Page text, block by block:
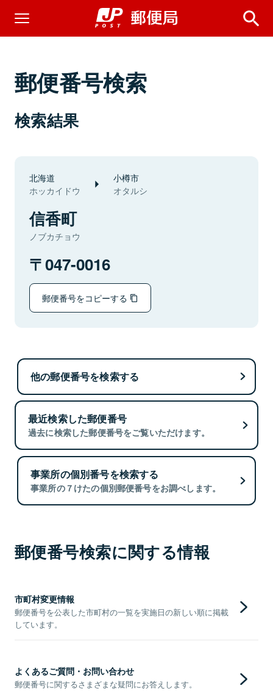
郵便番号検索
検索結果
北海道
ホッカイドウ
小樽市
オタルシ
信香町
ノブカチョウ
047-0016
郵便番号をコピーする
他の郵便番号を検索する
最近検索した郵便番号
過去に検索した郵便番号をご覧いただけます。
事業所の個別番号を検索する
事業所の７けたの個別郵便番号をお調べします。
郵便番号検索に関する情報
市町村変更情報
郵便番号を公表した市町村の一覧を実施日の新しい順に掲載
しています。
よくあるご質問・お問い合わせ
郵便番号に関するさまざまな疑問にお答えします。